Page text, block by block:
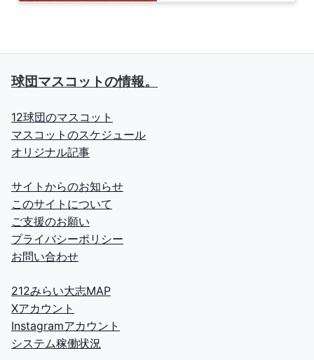
球団マスコットの情報。
12球団のマスコット
マスコットのスケジュール
オリジナル記事
サイトからのお知らせ
このサイトについて
ご支援のお願い
プライバシーポリシー
お問い合わせ
212みらい大志MAP
Xアカウント
Instagramアカウント
システム稼働状況